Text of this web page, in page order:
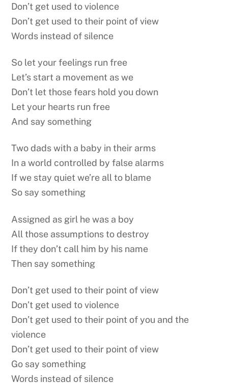
Don’t get used to violence
Don’t get used to their point of view
Words instead of silence
So let your feelings run free
Let’s start a movement as we
Don’t let those fears hold you down
Let your hearts run free
And say something
Two dads with a baby in their arms
In a world controlled by false alarms
If we stay quiet we’re all to blame
So say something
Assigned as girl he was a boy
All those assumptions to destroy
If they don’t call him by his name
Then say something
Don’t get used to their point of view
Don’t get used to violence
Don’t get used to their point of you and the
violence
Don’t get used to their point of view
Go say something
Words instead of silence